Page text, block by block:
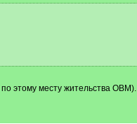
этому месту жительства ОВМ).